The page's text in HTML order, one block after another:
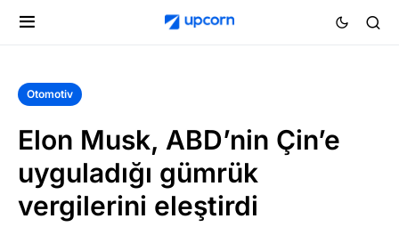
Otomotiv
Elon Musk, ABD’nin Çin’e
uyguladığı gümrük
vergilerini eleştirdi